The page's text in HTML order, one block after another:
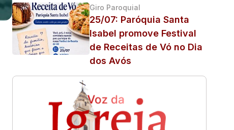
Giro Paroquial
25/07: Paróquia Santa
Isabel promove Festival
de Receitas de Vó no Dia
dos Avós